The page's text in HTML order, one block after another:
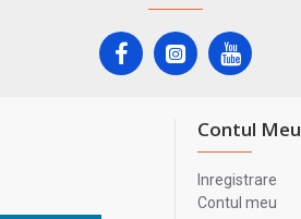
Contul Meu
Inregistrare
Contul meu